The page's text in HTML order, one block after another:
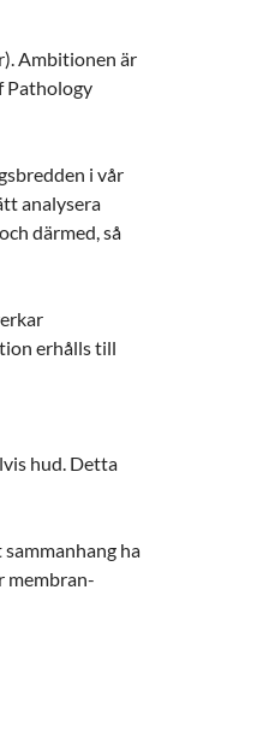
Ambitionen är
Pathology
i vår
analysera
därmed, så
erhålls till
hud. Detta
ha
membran-